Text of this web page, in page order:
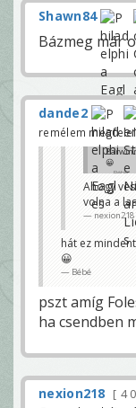
Shawn84
Bázmeg már
dande2
remélem
😀
Bébé
Ahogy
volna a
nexion218
hát ez
😀
Bébé
pszt amíg
ha csendben
nexion218 4